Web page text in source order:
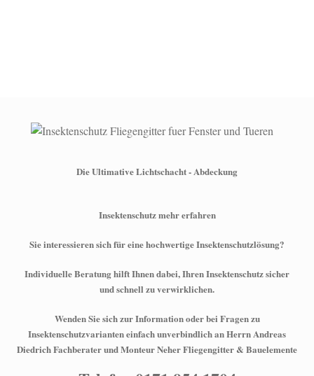
Die Ultimative Lichtschacht - Abdeckung
Insektenschutz mehr erfahren
Sie interessieren sich für eine hochwertige Insektenschutzlösung?
Individuelle Beratung hilft Ihnen dabei, Ihren Insektenschutz sicher
und schnell zu verwirklichen.
Wenden Sie sich zur Information oder bei Fragen zu
Insektenschutzvarianten einfach unverbindlich an Herrn Andreas
Diedrich Fachberater und Monteur Neher Fliegengitter & Bauelemente